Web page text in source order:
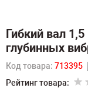
Гибкий вал
глубинных
Код товара: 713395
Рейтинг товара: